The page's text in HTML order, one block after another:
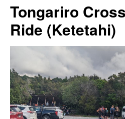
Tongariro
Ride (Ketetahi)